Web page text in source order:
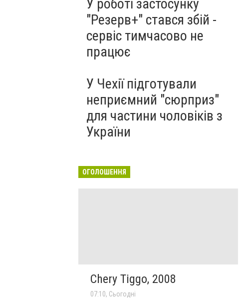
У роботі застосунку
"Резерв+" стався збій -
сервіс тимчасово не
працює
У Чехії підготували
неприємний "сюрприз"
для частини чоловіків з
України
ОГОЛОШЕННЯ
Chery Tiggo, 2008
07:10, Сьогодні